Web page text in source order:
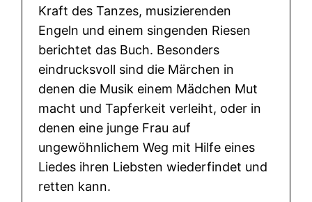
s
c
h
i
c
h
t
e
n
a
Kraft des Tanzes, musizierenden
Engeln und einem singenden Riesen
berichtet das Buch. Besonders
eindrucksvoll sind die Märchen in
denen die Musik einem Mädchen Mut
macht und Tapferkeit verleiht, oder in
denen eine junge Frau auf
ungewöhnlichem Weg mit Hilfe eines
Liedes ihren Liebsten wiederfindet und
retten kann.